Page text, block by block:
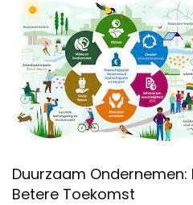
Duurzaam Ondernemen:
Betere Toekomst